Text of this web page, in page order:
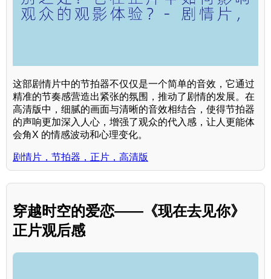
这部剧情片中的节拍器不仅仅是一个简单的音效，它通过
精准的节奏感营造出紧张的氛围，推动了剧情的发展。在
高清版中，细腻的画面与清晰的音效相结合，使得节拍器
的声响更加深入人心，增强了观众的代入感，让人更能体
会角X 的情感波动和心理变化。
剧情片，节拍器，正片，高清版
穿越时空的爱恋——《现在去见你》
正片观后感